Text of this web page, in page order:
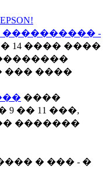
-
� 14 ���� ����
��� ����
����
�� 11 ���,
�������
� ��� - �